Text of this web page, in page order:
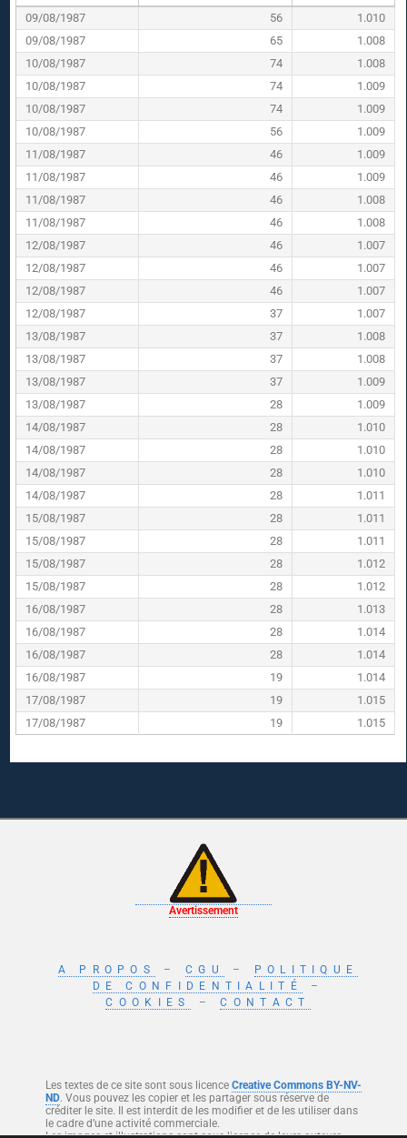
09/08/1987
56
1.010
09/08/1987
65
1.008
10/08/1987
74
1.008
10/08/1987
74
1.009
10/08/1987
74
1.009
10/08/1987
56
1.009
11/08/1987
46
1.009
11/08/1987
46
1.009
11/08/1987
46
1.008
11/08/1987
46
1.008
12/08/1987
46
1.007
12/08/1987
46
1.007
12/08/1987
46
1.007
12/08/1987
37
1.007
13/08/1987
37
1.008
13/08/1987
37
1.008
13/08/1987
37
1.009
13/08/1987
28
1.009
14/08/1987
28
1.010
14/08/1987
28
1.010
14/08/1987
28
1.010
14/08/1987
28
1.011
15/08/1987
28
1.011
15/08/1987
28
1.011
15/08/1987
28
1.012
15/08/1987
28
1.012
16/08/1987
28
1.013
16/08/1987
28
1.014
16/08/1987
28
1.014
16/08/1987
19
1.014
17/08/1987
19
1.015
17/08/1987
19 1.015
Avertissement
A PROPOS – CGU –
POLITIQUE
DE CONFIDENTIALITÉ
–
COOKIES
–CONTACT
Les textes de ce site sont sous licence Creative Commons BY-NV-
ND. Vous pouvez les copier et les partager sous réserve de
créditer le site. Il est interdit de les modifier et de les utiliser dans
le cadre d’une activité commerciale.